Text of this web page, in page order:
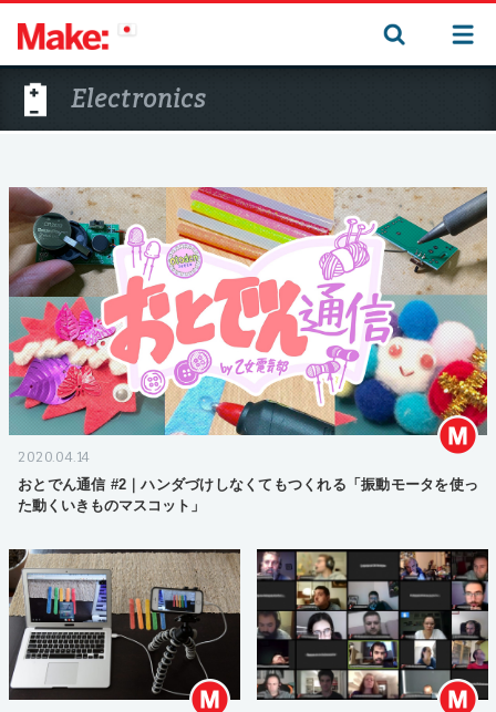
Electronics
2020.04.14
おとでん通信 #2｜ハンダづけしなくてもつくれる「振動モータを使っ
た動くいきものマスコット」